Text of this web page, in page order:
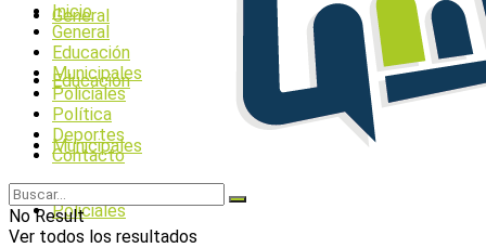
General
Educación
Municipales
Policiales
Inicio
General
Educación
Municipales
Policiales
Política
Deportes
Contacto
No Result
Ver todos los resultados